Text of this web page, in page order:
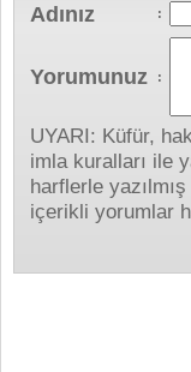
Adınız :
Yorumunuz :
UYARI: Küfür,
imla kuralları ile
harflerle
içerikli yorumlar